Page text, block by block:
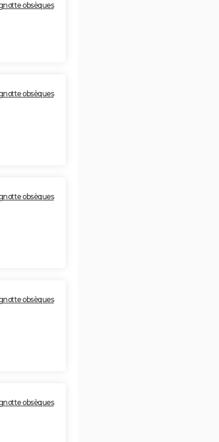
obsèques
obsèques
obsèques
obsèques
obsèques